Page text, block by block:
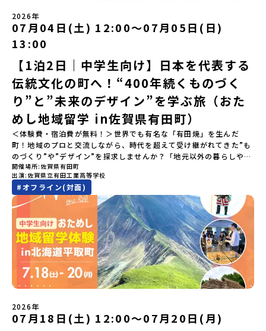
集合！地元の高校生と一緒にご飯を食べて語り合えば、たった数日
で最高の仲間になる！🔥 ③宿泊費・体験費はなんと【無料】！親元
を離れる初めての一人旅でも大丈夫。頼れるスタッフがしっかりサ
ポートするので安心・安全です！ーーーーーーーーーーーーーーー
ーーーーーーーーー📺 全体オンライン説明会（アーカイブ配信）
2026年4月22日に開催された説明会の録画をご覧いただけます。こ
の動画を見れば、あなたの「なんとなく不安」が「絶対に行ってみ
たい！」に変わるはず💡お家からリラックスして視聴してみてくだ
さいね😊▶︎全体説明会のアーカイブはこちら（アーカイブを視聴す
る）YouTube：https://youtu.be/Yt8nd04aNgA?
si=e5erbspvwz5O8_uF【アーカイブ内容】・おためし地域留学の
魅力・メリット・2026年度、日本全国20以上の対象地域について・
安心のサポート体制・質疑応答※各地域の詳細なプログラムは、以
下の【STEP2】個別説明会にて紹介しています。ーーーーーーーー
ーーーーーーーーーーーーーーーー💡疑問も不安もワクワクに変え
る！2つのステップ知りたいことに合わせて、2つの説明会をご活用
ください！【STEP1】全体オンライン説明会の視聴（☆上の動画で
いつでも視聴可能です） 〜まずは「おためし地域留学」を知りたい
方へ〜プログラムの全体像や魅力、サポート体制について解説しま
す。 【STEP2】個別プログラム説明会（☆順次ページを公開しま
す）〜「地域別のプログラム」を具体的に知りたい方へ〜 「現地で
は何をするの？」という疑問にお答えする説明会です。その場所な
らではのプログラムをたっぷりお伝えします！🚩現在公開中の個別
説明会はこちらから（順次公開予定）【5/7(木)】北海道平取町
【5/8(金)】熊本県芦北町▼おためし地域留学の情報▼おためし地域
体験」のプログラム開催情報を公式LINEにて配信中！ぜひご登録く
ださい♪気になることや不安な点は、LINEから気軽にご相談くださ
2026年
07月04日(土) 12:00〜07月05日(日)
13:00
【1泊2日｜中学生向け】日本を代表する
伝統文化の町へ！“400年続くものづく
り”と”未来のデザイン”を学ぶ旅（おた
めし地域留学 in佐賀県有田町）
＜体験費・宿泊費が無料！＞世界でも有名な「有田焼」を生んだ
町！地域のプロと交流しながら、時代を超えて受け継がれてきた”も
のづくり”や”デザイン”を探求しませんか？「地元以外の暮らしや文
化が気になる。いつか留学してみたい！」「豊かな自然と伝統文
化、町並みに興味がある！」「ものづくりやきれいなデザインが好
き！」そんな中学生のみなさんにおすすめ！「おためし地域留学体
験」は、日本全国約200の高校と連携し、地域の枠を超えて学校生活
を送る「地域みらい留学」をプチ体験できるプログラムです。はじ
めてのひとり旅でも安心！現地でもスタッフがしっかりとサポート
いたします。今回のフィールドは「佐賀県有田町（ありたちょ
う）」佐賀県の西部にある有田町は、江戸時代から400年以上続く
「窯業（ようぎょう）」の町。 窯（かま）で粘土を焼いてつくるも
のづくりが、この町の文化として今も受け継がれています。世界で
も知られる「有田焼」は、この窯業の中から生まれました。長い歴
史の中で積み重ねられてきた技術や工夫、そして“つくる人の想
い”が、この町には残っています。また、文化施設が「日本遺産」や
「日本の20世紀遺産」に認定されるなど日本を代表する伝統工芸の
町です。さらに、有田町には「日本の棚田百選」に選ばれた「岳の
開催場所 佐賀県有田町
出演 佐賀県立有田工業高等学校
#オフライン(対面)
2026年
07月18日(土) 12:00〜07月20日(月)